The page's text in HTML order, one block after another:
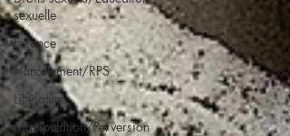
sexuelle
Enfance
Harcèlement/RPS
Littérature
Manipulation/Perversion